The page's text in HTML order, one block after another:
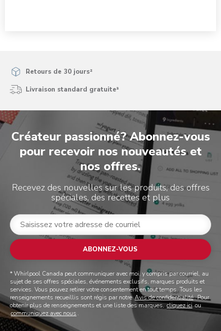
Retours de 30 jours²
Livraison standard gratuite³
Créateur passionné? Abonnez-vous
pour recevoir nos nouveautés et
nos offres.
Recevez des nouvelles sur les produits, des offres
spéciales, des recettes et plus
ABONNEZ-VOUS
* Whirlpool Canada peut communiquer avec moi, y compris par courriel, au
sujet de ses offres spéciales, événements exclusifs, marques produits et
services. Vous pouvez retirer votre consentement en tout temps. Tous les
renseignements recueillis sont régis par notreAvis de confidentialité. Pour
obtenir plus de renseignements et une liste des marques,cliquez iciou
communiquez avec nous .